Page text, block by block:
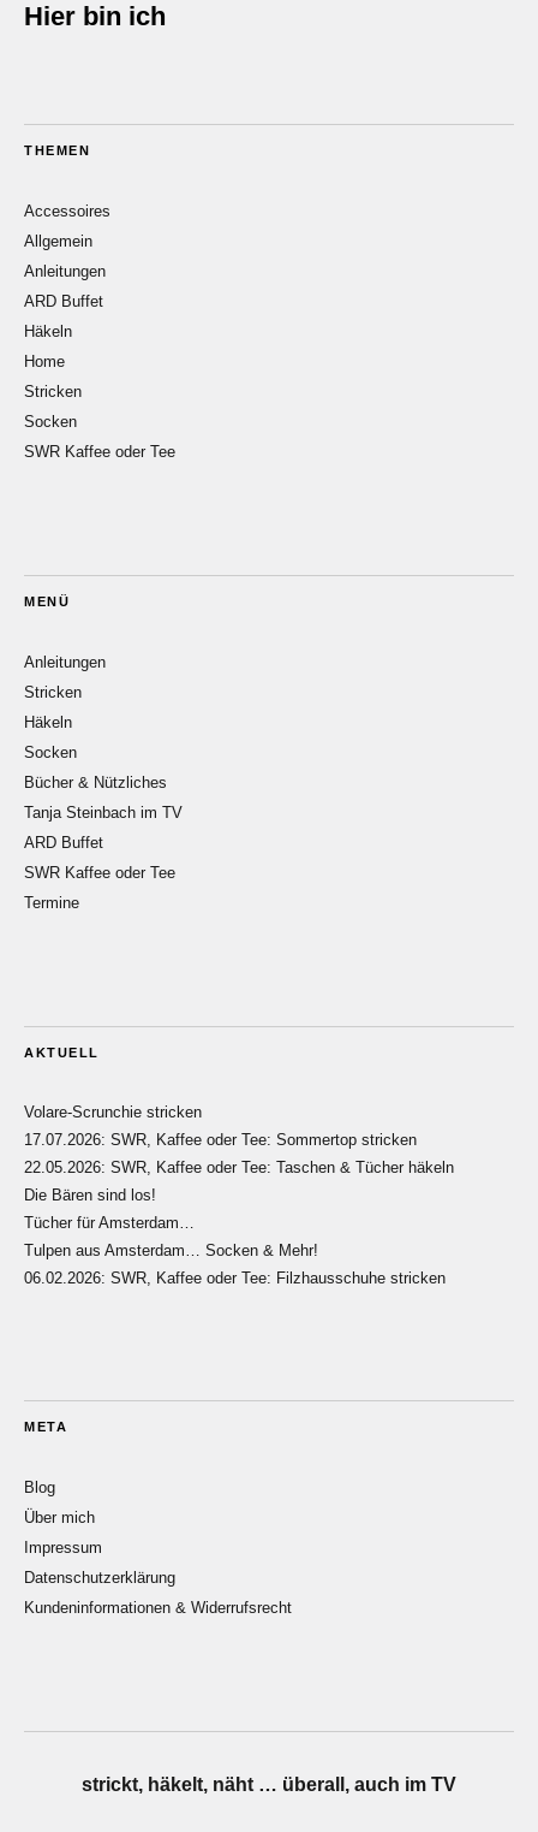
Hier bin ich
THEMEN
Accessoires
Allgemein
Anleitungen
ARD Buffet
Häkeln
Home
Stricken
Socken
SWR Kaffee oder Tee
MENÜ
Anleitungen
Stricken
Häkeln
Socken
Bücher & Nützliches
Tanja Steinbach im TV
ARD Buffet
SWR Kaffee oder Tee
Termine
AKTUELL
Volare-Scrunchie stricken
17.07.2026: SWR, Kaffee oder Tee: Sommertop stricken
22.05.2026: SWR, Kaffee oder Tee: Taschen & Tücher häkeln
Die Bären sind los!
Tücher für Amsterdam…
Tulpen aus Amsterdam… Socken & Mehr!
06.02.2026: SWR, Kaffee oder Tee: Filzhausschuhe stricken
META
Blog
Über mich
Impressum
Datenschutzerklärung
Kundeninformationen & Widerrufsrecht
strickt, häkelt, näht … überall, auch im TV